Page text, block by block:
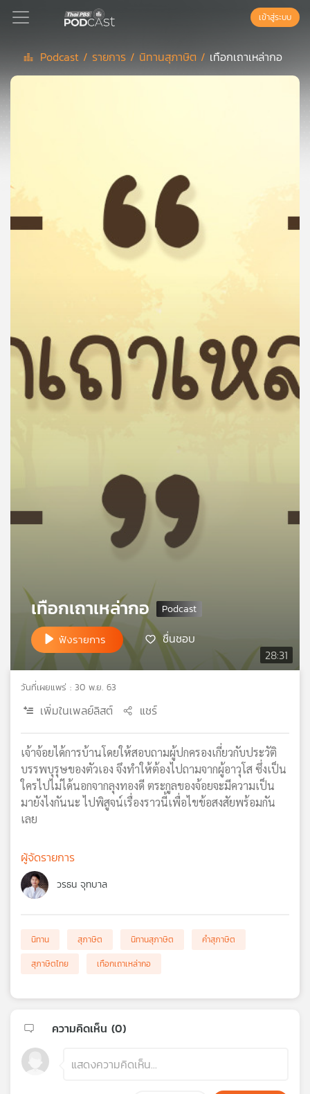
Podcast
แนะนำ
เพลง
เรา
เครือ
วิทยุ
ไทย
แผนที่
วิทยุ
เครือ
ข่าย
เข้าสู่ระบบ
Podcast / รายการ / นิทานสุภาษิต / เทือกเถาเหล่ากอ
28:31
เทือกเถาเหล่ากอ
ฟังรายการ ชื่นชอบ
วันที่เผยแพร่ : 30 พ.ย. 63
เพิ่มในเพลย์ลิสต์ แชร์
เจ้าจ้อยได้การบ้านโดยให้สอบถามผู้ปกครองเกี่ยวกับประวัติ
บรรพบุรุษของตัวเอง จึงทำให้ต้องไปถามจากผู้อาวุโส ซึ่งเป็น
ใครไปไม่ได้นอกจากลุงทองดี ตระกูลของจ้อยจะมีความเป็น
มายังไงกันนะ ไปพิสูจน์เรื่องราวนี้เพื่อไขข้อสงสัยพร้อมกัน
เลย
ผู้จัดรายการ
วรธน จุทบาล
นิทาน สุภาษิต นิทานสุภาษิต
คำสุภาษิต
สุภาษิตไทย
เทือกเถาเหล่ากอ
ความคิดเห็น (0)